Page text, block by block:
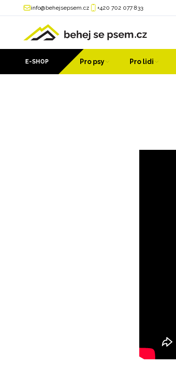
info@behejsepsem.cz +420 702 077 833
E-SHOP Pro psy Pro lidi